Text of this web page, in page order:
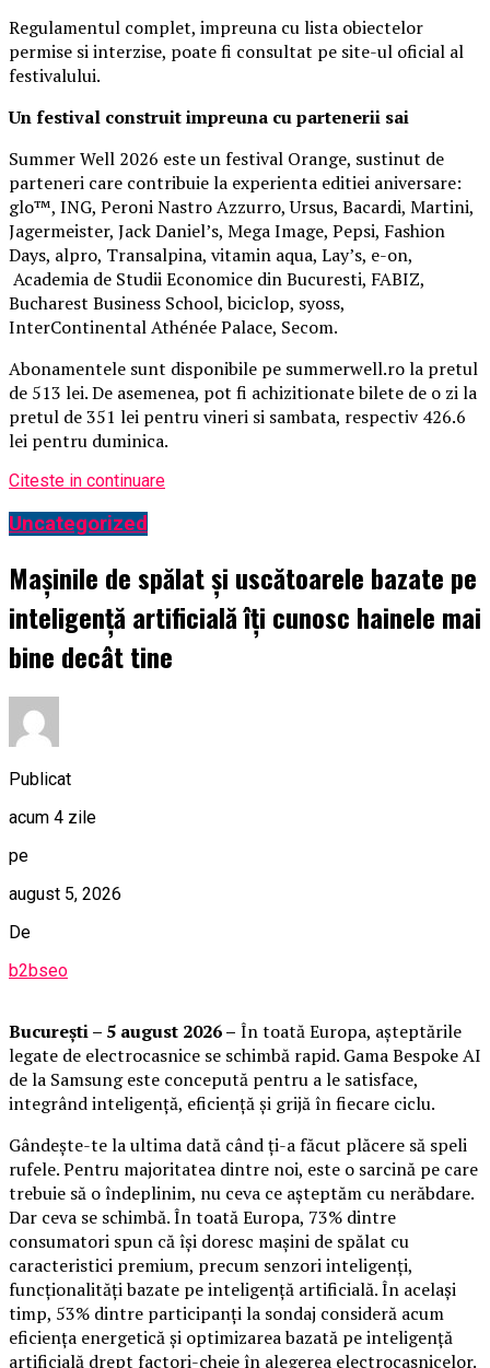
Regulamentul complet, impreuna cu lista obiectelor
permise si interzise, poate fi consultat pe site-ul oficial al
festivalului.
Un festival construitimpreuna cu partenerii sai
Summer Well 2026 este un festival Orange, sustinut de
parteneri care contribuie la experienta editiei aniversare:
glo™, ING, Peroni Nastro Azzurro, Ursus, Bacardi, Martini,
Jagermeister, Jack Daniel’s, Mega Image, Pepsi, Fashion
Days, alpro, Transalpina, vitamin aqua, Lay’s, e-on,
Academia de Studii Economice din Bucuresti, FABIZ,
Bucharest Business School, biciclop, syoss,
InterContinental Athénée Palace, Secom.
Abonamentele sunt disponibile pe summerwell.ro la pretul
de 513 lei. De asemenea, pot fi achizitionate bilete de o zi la
pretul de 351 lei pentru vineri si sambata, respectiv 426.6
lei pentru duminica.
Citeste in continuare
Uncategorized
Mașinile de spălat și uscătoarele bazate pe
inteligență artificială îți cunosc hainele mai
bine decât tine
Publicat
acum 4 zile
pe
august 5, 2026
De
b2bseo
București – 5 august 2026 – În toată Europa, așteptările
legate de electrocasnice se schimbă rapid. Gama Bespoke AI
de la Samsung este concepută pentru a le satisface,
integrând inteligență, eficiență și grijă în fiecare ciclu.
Gândește-te la ultima dată când ți-a făcut plăcere să speli
rufele. Pentru majoritatea dintre noi, este o sarcină pe care
trebuie să o îndeplinim, nu ceva ce așteptăm cu nerăbdare.
Dar ceva se schimbă. În toată Europa, 73% dintre
consumatori spun că își doresc mașini de spălat cu
caracteristici premium, precum senzori inteligenți,
funcționalități bazate pe inteligență artificială. În același
timp, 53% dintre participanți la sondaj consideră acum
eficiența energetică și optimizarea bazată pe inteligență
artificială drept factori-cheie în alegerea electrocasnicelor.